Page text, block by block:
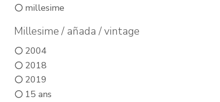
peuvent
être
millesime
Millesime / añada / vintage
2004
2018
2019
15 ans